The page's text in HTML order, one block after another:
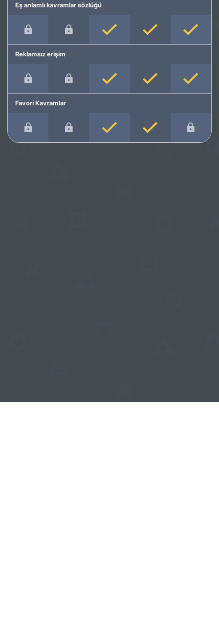
Eş anlamlı kavramlar sözlüğü
Reklamsız erişim
Favori Kavramlar